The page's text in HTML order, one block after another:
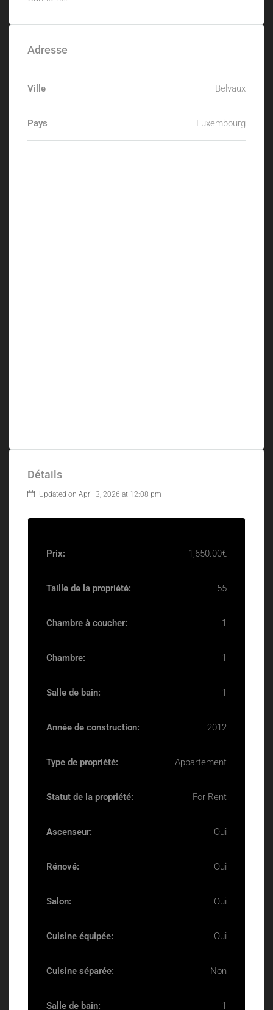
Adresse
Ville Belvaux
Pays Luxembourg
Détails
Updated on April 3, 2026 at 12:08 pm
Prix: 1,650.00€
Taille de la propriété: 55
Chambre à coucher: 1
Chambre: 1
Salle de bain: 1
Année de construction: 2012
Type de propriété: Appartement
Statut de la propriété: For Rent
Ascenseur: Oui
Rénové: Oui
Salon: Oui
Cuisine équipée: Oui
Cuisine séparée: Non
Salle de bain: 1